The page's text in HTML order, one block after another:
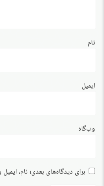
نام
ایمیل
وب‌گاه
برای دیدگاه‌های بعدی؛ نام،